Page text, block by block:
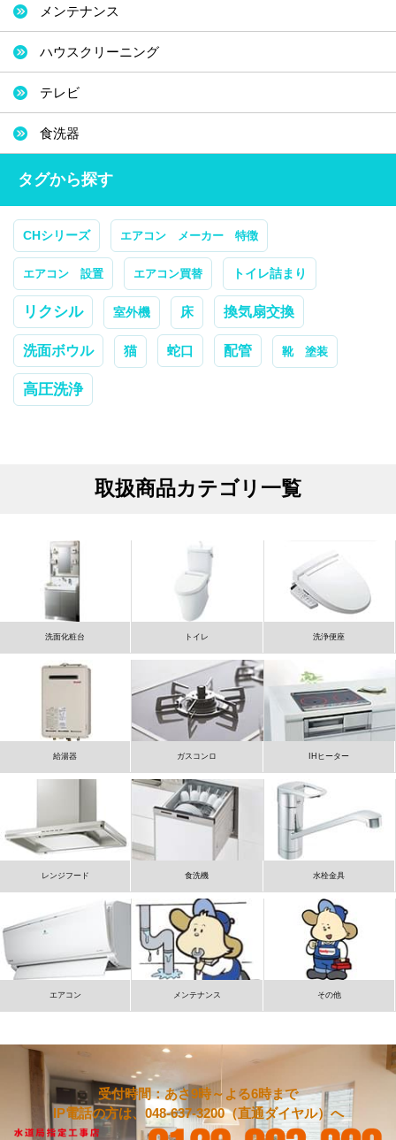
メンテナンス
ハウスクリーニング
テレビ
食洗器
タグから探す
CHシリーズ エアコン メーカー 特徴
エアコン 設置 エアコン買替 トイレ詰まり
リクシル 室外機 床 換気扇交換
洗面ボウル 猫 蛇口 配管 靴 塗装
高圧洗浄
取扱商品カテゴリ一覧
洗面化粧台 トイレ 洗浄便座
給湯器 ガスコンロ IHヒーター
レンジフード 食洗機 水栓金具
エアコン メンテナンス その他
受付時間：あさ9時～よる6時まで
IP電話の方は、048-637-3200（直通ダイヤル）へ